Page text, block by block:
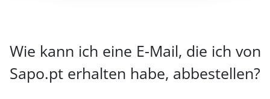
Wie kann ich eine E-Mail, die ich von
Sapo.pt erhalten habe, abbestellen?